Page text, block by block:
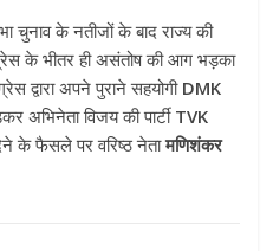
चुनाव के नतीजों के बाद राज्य की
के भीतर ही असंतोष की आग भड़का
द्वारा अपने पुराने सहयोगी DMK
अभिनेता विजय की पार्टी TVK
के फैसले पर वरिष्ठ नेतामणिशंकर